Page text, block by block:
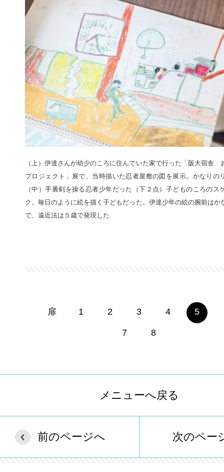
（上）伊達さんが幼少のころに住んでいた家で行った「阪大宿舎
プロジェクト」展で、当時描いた忍者屋敷の図を展示。かなりの
（中）手裏剣を操る忍者少年だった（下２点）子どものころのス
ク。毎日のように絵を描く子どもだった。伊達少年の絵の腕前はか
で、遠近法は５歳で発現した
扉 1 2 3 4 5
7 8
メニューへ戻る
前のページへ 次のペー